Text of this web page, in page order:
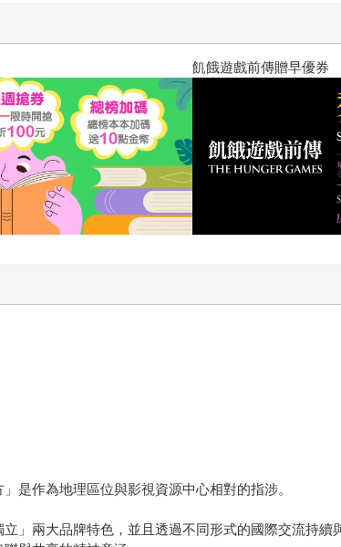
是作為地理區位與影視資源中心相對的指涉。
兩大品牌特色，並且透過不同形式的國際交流持續